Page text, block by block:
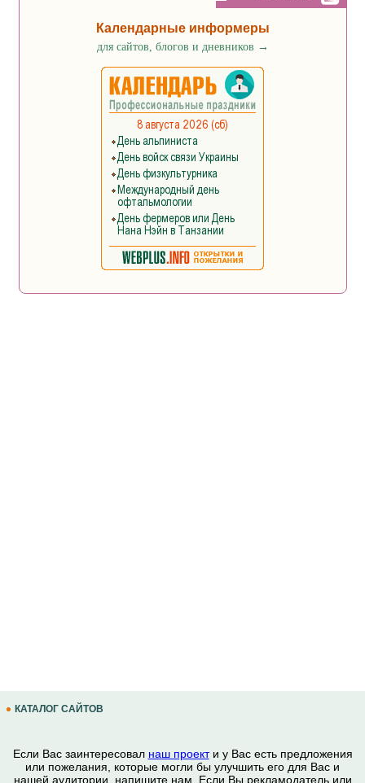
Календарные информеры
для сайтов, блогов и дневников →
КАТАЛОГ САЙТОВ
Если Вас заинтересовал наш проекти у Вас есть предложения
или пожелания, которые могли бы улучшить его для Вас и
нашей аудитории, напишите нам. Если Вы рекламодатель или